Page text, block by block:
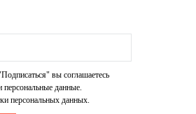
вы соглашаетесь
персональные данные.
персональных данных.